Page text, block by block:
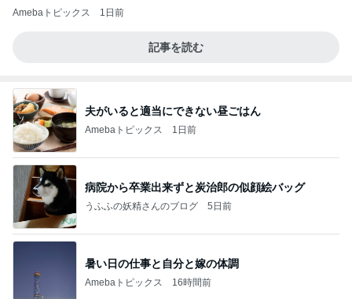
Amebaトピックス 1日前
記事を読む
夫がいると適当にできない昼ごはん
Amebaトピックス 1日前
病院から卒業出来ずと炭治郎の似顔絵バッグ
うふふの妖精さんのブログ 5日前
暑い日の仕事と自分と嫁の体調
Amebaトピックス 16時間前